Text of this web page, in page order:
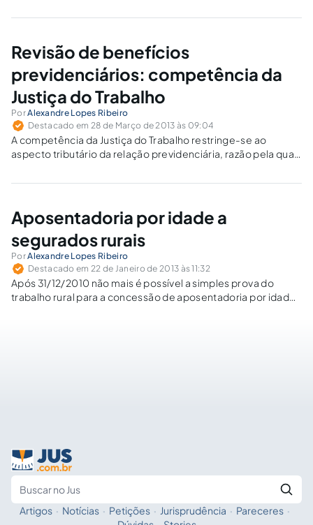
Revisão de benefícios
previdenciários: competência da
Justiça do Trabalho
PorAlexandre Lopes Ribeiro
Destacado em 28 de Março de 2013 às 09:04
A competência da Justiça do Trabalho restringe-se ao
aspecto tributário da relação previdenciária, razão pela qual
concessão ou revisão de benefícios previdenciários,
reconhecimento de um vínculo de emprego.
Aposentadoria por idade a
segurados rurais
PorAlexandre Lopes Ribeiro
Destacado em 22 de Janeiro de 2013 às 11:32
Após 31/12/2010 não mais é possível a simples prova do
trabalho rural para a concessão de aposentadoria por idade
Artigos · Notícias · Petições · Jurisprudência · Pareceres ·